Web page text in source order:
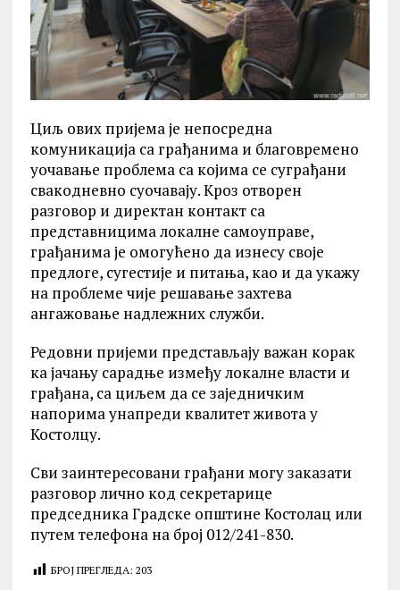
Циљ ових пријема је непосредна
комуникација са грађанима и благовремено
уочавање проблема са којима се суграђани
свакодневно суочавају. Кроз отворен
разговор и директан контакт са
представницима локалне самоуправе,
грађанима је омогућено да изнесу своје
предлоге, сугестије и питања, као и да укажу
на проблеме чије решавање захтева
ангажовање надлежних служби.
Редовни пријеми представљају важан корак
ка јачању сарадње између локалне власти и
грађана, са циљем да се заједничким
напорима унапреди квалитет живота у
Костолцу.
Сви заинтересовани грађани могу заказати
разговор лично код секретарице
председника Градске општине Костолац или
путем телефона на број 012/241-830.
БРОЈ ПРЕГЛЕДА: 203